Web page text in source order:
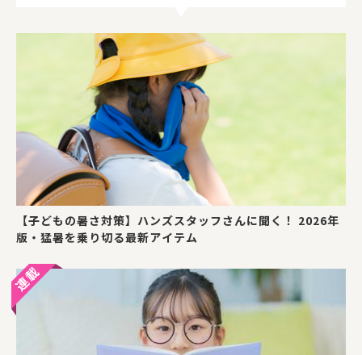
【子どもの暑さ対策】ハンズスタッフさんに聞く！ 2026年
版・猛暑を乗り切る最新アイテム